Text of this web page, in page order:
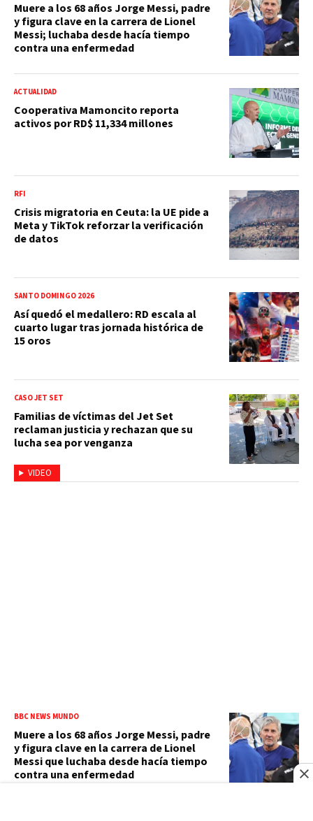
Muere a los 68 años Jorge Messi, padre
y figura clave en la carrera de Lionel
Messi; luchaba desde hacía tiempo
contra una enfermedad
ACTUALIDAD
Cooperativa Mamoncito reporta
activos por RD$ 11,334 millones
RFI
Crisis migratoria en Ceuta: la UE pide a
Meta y TikTok reforzar la verificación
de datos
SANTO DOMINGO 2026
Así quedó el medallero: RD escala al
cuarto lugar tras jornada histórica de
15 oros
VIDEO
CASO JET SET
Familias de víctimas del Jet Set
reclaman justicia y rechazan que su
lucha sea por venganza
BBC NEWS MUNDO
Muere a los 68 años Jorge Messi, padre
y figura clave en la carrera de Lionel
Messi que luchaba desde hacía tiempo
contra una enfermedad